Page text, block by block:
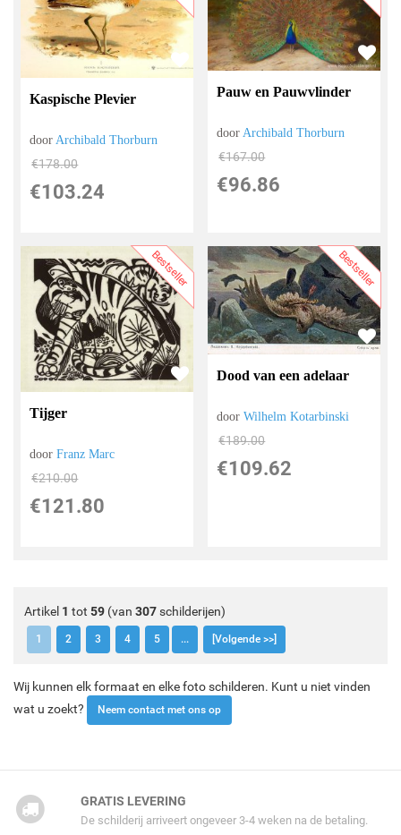
Kaspische Plevier
doorArchibald Thorburn
€178.00
€103.24
Pauw en Pauwvlinder
door Archibald Thorburn
€167.00
€96.86
Bestseller
Tijger
doorFranz Marc
€210.00
€121.80
Bestseller
Dood van een adelaar
doorWilhelm Kotarbinski
€189.00
€109.62
Artikel 1 tot 59 (van 307schilderijen)
1 2 3 4 5 ... [Volgende >>]
Wij kunnen elk formaat en elke foto schilderen. Kunt u niet vinden
wat u zoekt?
Neem contact met ons op
GRATIS LEVERING
De schilderij arriveert ongeveer 3-4 weken na de betaling.